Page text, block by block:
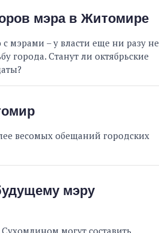
мэра в Житомире
мэрами – у власти еще ни разу не
города. Станут ли октябрьские
весомых обещаний городских
мэру